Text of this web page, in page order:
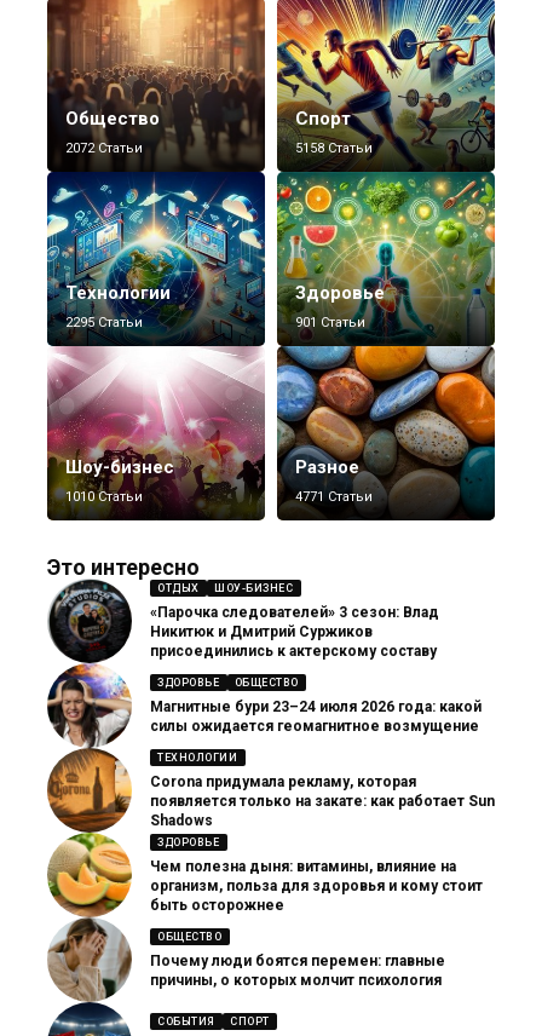
Общество
2072 Статьи
Спорт
5158 Статьи
Технологии
2295 Статьи
Здоровье
901 Статьи
Шоу-бизнес
1010 Статьи
Разное
4771 Статьи
Это интересно
ОТДЫХ ШОУ-БИЗНЕС
«Парочка следователей» 3 сезон: Влад
Никитюк и Дмитрий Суржиков
присоединились к актерскому составу
ЗДОРОВЬЕ ОБЩЕСТВО
Магнитные бури 23–24 июля 2026 года: какой
силы ожидается геомагнитное возмущение
ТЕХНОЛОГИИ
Corona придумала рекламу, которая
появляется только на закате: как работает Sun
Shadows
ЗДОРОВЬЕ
Чем полезна дыня: витамины, влияние на
организм, польза для здоровья и кому стоит
быть осторожнее
ОБЩЕСТВО
Почему люди боятся перемен: главные
причины, о которых молчит психология
СОБЫТИЯ СПОРТ